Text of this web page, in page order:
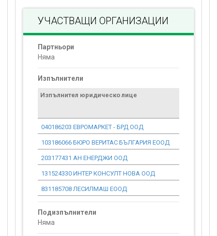
УЧАСТВАЩИ ОРГАНИЗАЦИИ
Партньори
Няма
Изпълнители
Изпълнител юридическо лице
040186203 ЕВРОМАРКЕТ - БРД ООД
103186066 БЮРО ВЕРИТАС БЪЛГАРИЯ ЕООД
203177431 АН ЕНЕРДЖИ ООД
131524330 ИНТЕР КОНСУЛТ НОВА ООД
831185708 ЛЕСИЛМАШ ЕООД
Подизпълнители
Няма